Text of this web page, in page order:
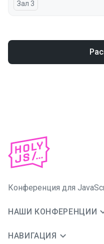
Зал 3
Конференция для
НАШИ КОНФЕРЕНЦИИ
НАВИГАЦИЯ